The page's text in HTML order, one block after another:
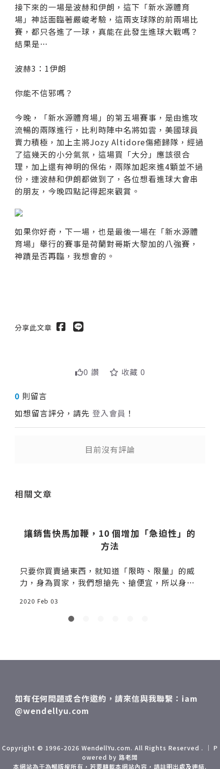
接下來的一場是波赫和伊朗，這下「新水源體育
場」神話面臨著嚴峻考驗，這兩支球隊的前兩場比
賽，都只各進了一球，真能在此發生進球大戰嗎？
結果是…
波赫3：1伊朗
你能不信邪嗎？
今晚，「新水源體育場」的第五場賽事，是由進攻
流暢的兩隊進行，比利時陣中名將如雲，美國球員
賣力積極，加上主將Jozy Altidore傷癒歸隊，經過
了這幾天的小分氣氛，這場買「大分」應該很合
理，加上還有神明的保佑，兩隊加起來進4顆並不過
份，連波赫和伊朗都做到了，各位想看進球大會串
的朋友，今晚四點記得起來觀賞。
如果你好奇，下一場，也是最後一場在「新水源體
育場」舉行的賽事是荷蘭對哥斯大黎加的八強賽，
神蹟是否再臨，我想會的。
分享此文章
0 讚 收藏 0
0 則留言
如想留言評分，請先 登入會員 ！
目前沒有評論
相關文章
讓銷售快馬加鞭，10 個增加「急迫性」的
方法
只要你買賣過東西，就知道「限時、限量」的威
力，身為買家，我們想搶先、搶便宜，所以身為
2020 Feb 03
如有任何問題或合作邀約，請來信與我聯繫：iam
@wendellyu.com
Copyright © 1996-2026 WendellYu.com. All Rights Reserved . ｜ P
owered by 路老闆
本網站為于為暢版權所有，若要轉載本網站內容，請註明出處及連結.